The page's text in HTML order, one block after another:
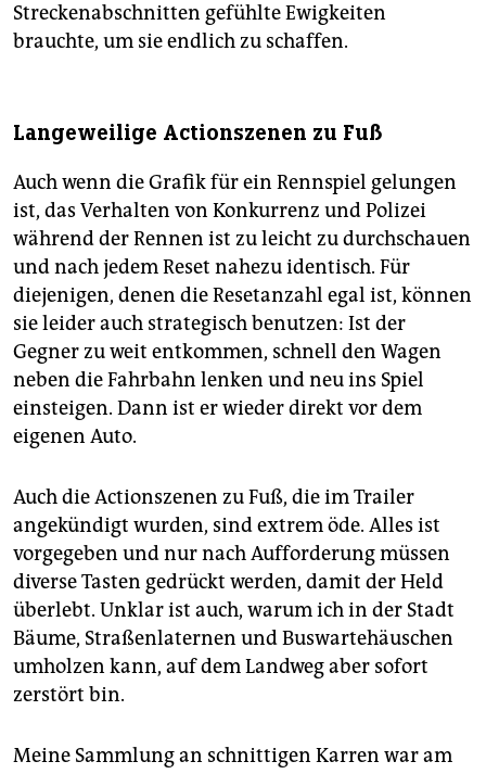
Streckenabschnitten gefühlte Ewigkeiten
brauchte, um sie endlich zu schaffen.
Langeweilige Actionszenen zu Fuß
Auch wenn die Grafik für ein Rennspiel gelungen
ist, das Verhalten von Konkurrenz und Polizei
während der Rennen ist zu leicht zu durchschauen
und nach jedem Reset nahezu identisch. Für
diejenigen, denen die Resetanzahl egal ist, können
sie leider auch strategisch benutzen: Ist der
Gegner zu weit entkommen, schnell den Wagen
neben die Fahrbahn lenken und neu ins Spiel
einsteigen. Dann ist er wieder direkt vor dem
eigenen Auto.
Auch die Actionszenen zu Fuß, die im Trailer
angekündigt wurden, sind extrem öde. Alles ist
vorgegeben und nur nach Aufforderung müssen
diverse Tasten gedrückt werden, damit der Held
überlebt. Unklar ist auch, warum ich in der Stadt
Bäume, Straßenlaternen und Buswartehäuschen
umholzen kann, auf dem Landweg aber sofort
zerstört bin.
Meine Sammlung an schnittigen Karren war am